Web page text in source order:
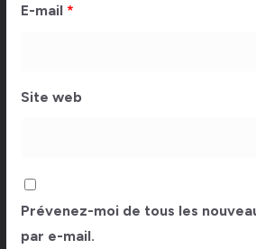
E-mail *
Site web
Prévenez-moi de tous les
par e-mail.